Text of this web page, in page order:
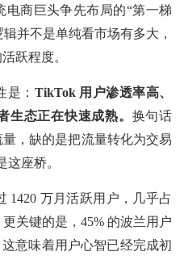
商巨头争先布局的“第一梯
并不是单纯看市场有多大，
跃程度。
是： TikTok 用户渗透率高、
生态正在快速成熟。 换句话
，缺的是把流量转化为交易
这座桥。
1420 万月活跃用户，几乎占
关键的是，45% 的波兰用户
意味着用户心智已经完成初